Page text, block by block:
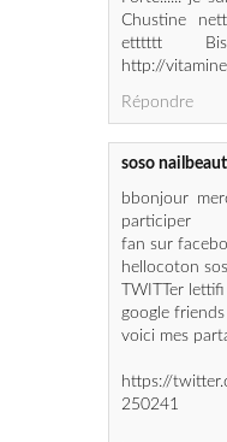
Répondre
bbonjour
participer
fan sur
hellocoton
TWITTer lettifi
google friends
voici mes
https://
250241
https://
/